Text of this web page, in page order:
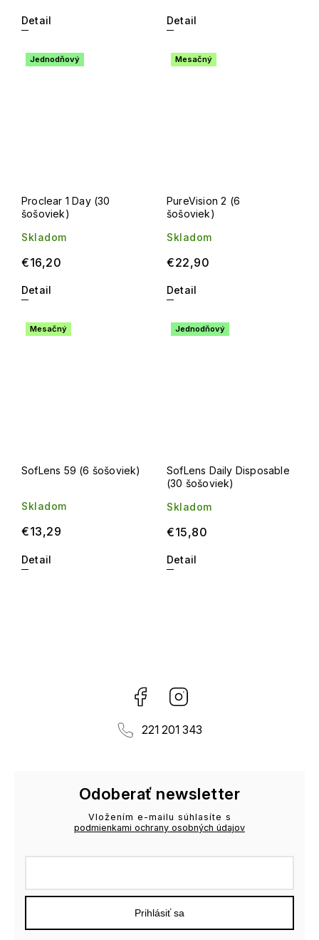
Detail Detail
Jednodňový
Proclear 1 Day (30
šošoviek)
Skladom
€16,20
Detail
Mesačný
PureVision 2 (6
šošoviek)
Skladom
€22,90
Detail
Mesačný
SofLens 59 (6 šošoviek)
Skladom
€13,29
Detail
Jednodňový
SofLens Daily Disposable
(30 šošoviek)
Skladom
€15,80
Detail
Facebook
221 201 343
Odoberať newsletter
Vložením e-mailu súhlasíte s
podmienkami ochrany osobných údajov
Prihlásiť sa